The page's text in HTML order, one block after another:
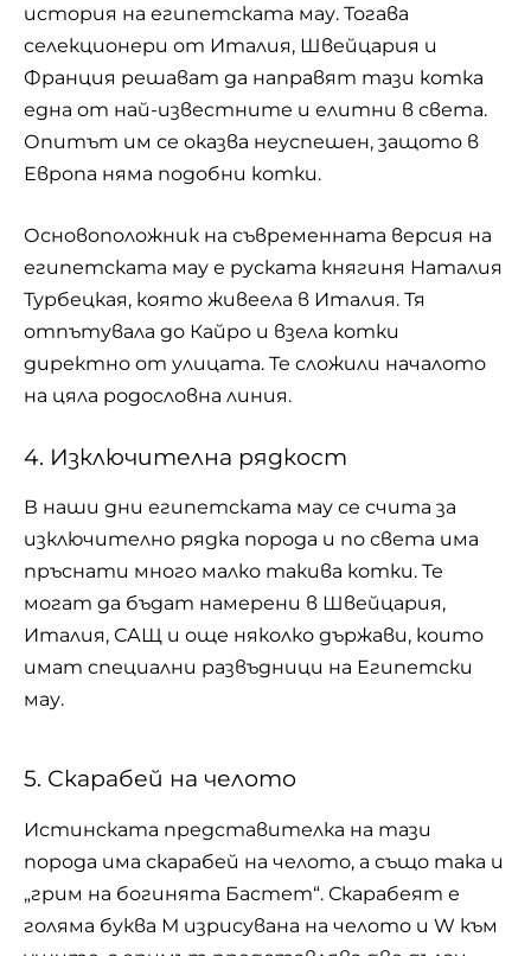
история на египетската мау. Тогава
селекционери от Италия, Швейцария и
Франция решават да направят тази котка
една от най-известните и елитни в света.
Опитът им се оказва неуспешен, защото в
Европа няма подобни котки.
Основоположник на съвременната версия на
египетската мау е руската княгиня Наталия
Турбецкая, която живеела в Италия. Тя
отпътувала до Кайро и взела котки
директно от улицата. Те сложили началото
на цяла родословна линия.
4. Изключителна рядкост
В наши дни египетската мау се счита за
изключително рядка порода и по света има
пръснати много малко такива котки. Те
могат да бъдат намерени в Швейцария,
Италия, САЩ и още няколко държави, които
имат специални развъдници на Египетски
мау.
5. Скарабей на челото
Истинската представителка на тази
порода има скарабей на челото, а също така и
„грим на богинята Бастет“. Скарабеят е
голяма буква М изрисувана на челото и W към